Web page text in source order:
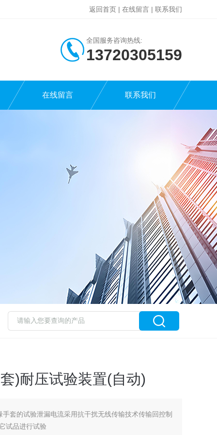
返回首页 | 在线留言 | 联系我们
全国服务咨询热线:
13720305159
在线留言 联系我们
)耐压试验装置(自动)
套的试验泄漏电流采用抗干扰无线传输技术传输回控制
试品进行试验